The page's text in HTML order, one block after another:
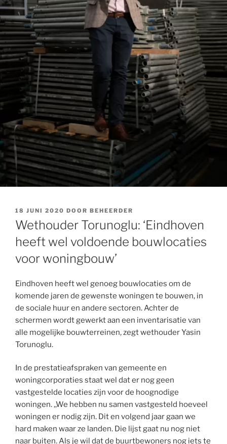
GEPLAATST
OP
18 JUNI 2020 DOOR BEHEERDER
Wethouder Torunoglu: ‘Eindhoven
heeft wel voldoende bouwlocaties
voor woningbouw’
Eindhoven heeft wel genoeg bouwlocaties om de
komende jaren de gewenste woningen te bouwen, in
de sociale huur en andere sectoren. Achter de
schermen wordt gewerkt aan een inventarisatie van
alle mogelijke bouwterreinen, zegt wethouder Yasin
Torunoglu.
In de prestatieafspraken van gemeente en
woningcorporaties staat wel dat er nog geen
vastgestelde locaties zijn voor de hoognodige
woningen. ,,We hebben nu samen vastgesteld hoeveel
woningen er nodig zijn. Dit en volgend jaar gaan we
hard maken waar ze landen. Die lijst gaat nu nog niet
naar buiten. Als je wil dat de buurtbewoners nog iets te